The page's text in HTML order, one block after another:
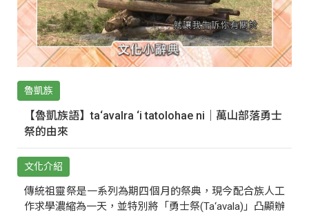
魯凱族
【魯凱族語】ta‘avalra ‘i tatolohae ni｜萬山部落勇士
祭的由來
文化介紹
傳統祖靈祭是一系列為期四個月的祭典，現今配合族人工
作求學濃縮為一天，並特別將「勇士祭(Ta‘avala)」凸顯辦